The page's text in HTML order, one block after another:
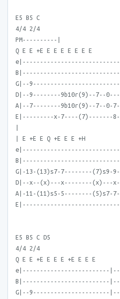
E5 B5 C
4/4 2/4
PM----------|
Q E E +E E E E E E E E
G|--
D|--9--------9b10r(9)--7--
A|--7--------9b10r(9)--7--0-
E|---------x-7----(7)-------8-
| E +E E Q +E E E +H
G|-13-(13)s7-7--------(7)s9-
D|--x--(x)---x--------(x)---
A|-11-(11)s5-5--------(5)s7-
E5 B5 C D5
4/4 2/4
Q E E +E E E E +E E E E
e|-------------------------
B|-------------------------
G|--9----------------------